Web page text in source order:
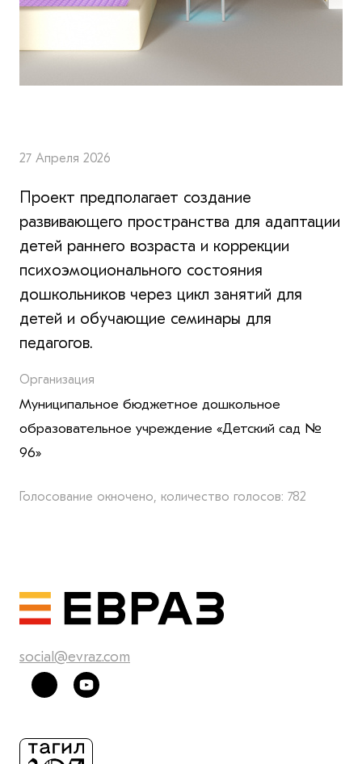
27 Апреля 2026
Проект предполагает создание
развивающего пространства для адаптации
детей раннего возраста и коррекции
психоэмоционального состояния
дошкольников через цикл занятий для
детей и обучающие семинары для
педагогов.
Организация
Муниципальное бюджетное дошкольное
образовательное учреждение «Детский сад №
96»
Голосование окночено, количество голосов: 782
social@evraz.com